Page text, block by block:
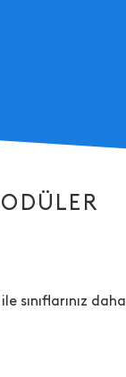
sınıflarınız daha